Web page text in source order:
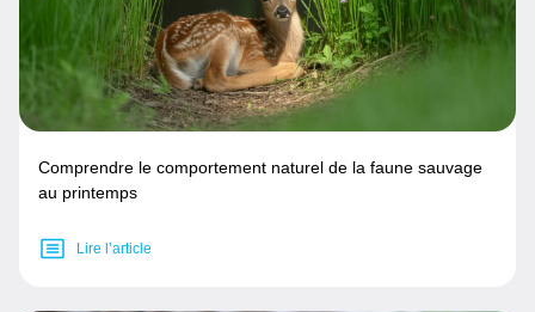
Comprendre le comportement naturel de la faune sauvage
au printemps
Lire l’article